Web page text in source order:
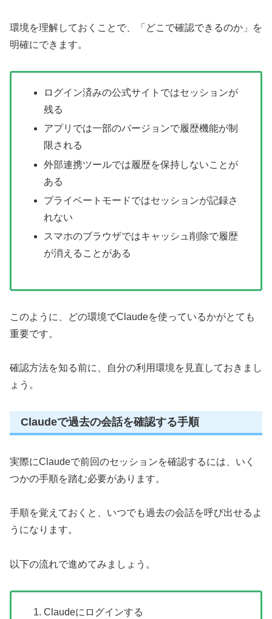
環境を理解しておくことで、「どこで確認できるのか」を
明確にできます。
ログイン済みの公式サイトではセッションが
残る
アプリでは一部のバージョンで履歴機能が制
限される
外部連携ツールでは履歴を保持しないことが
ある
プライベートモードではセッションが記録さ
れない
スマホのブラウザではキャッシュ削除で履歴
が消えることがある
このように、どの環境でClaudeを使っているかがとても
重要です。
確認方法を知る前に、自分の利用環境を見直しておきまし
ょう。
Claudeで過去の会話を確認する手順
実際にClaudeで前回のセッションを確認するには、いく
つかの手順を踏む必要があります。
手順を覚えておくと、いつでも過去の会話を呼び出せるよ
うになります。
以下の流れで進めてみましょう。
Claudeにログインする